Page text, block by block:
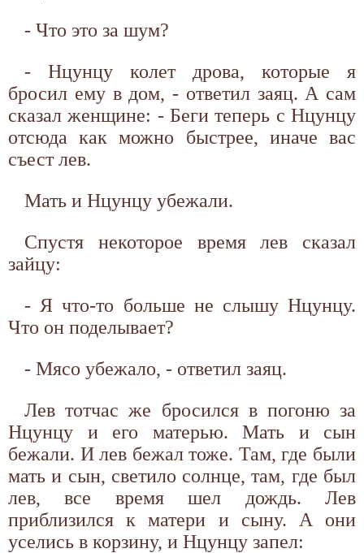
- Что это за шум?
- Нцунцу колет дрова, которые я
бросил ему в дом, - ответил заяц. А сам
сказал женщине: - Беги теперь с Нцунцу
отсюда как можно быстрее, иначе вас
съест лев.
Мать и Нцунцу убежали.
Спустя некоторое время лев сказал
зайцу:
- Я что-то больше не слышу Нцунцу.
Что он поделывает?
- Мясо убежало, - ответил заяц.
Лев тотчас же бросился в погоню за
Нцунцу и его матерью. Мать и сын
бежали. И лев бежал тоже. Там, где были
мать и сын, светило солнце, там, где был
лев, все время шел дождь. Лев
приблизился к матери и сыну. А они
уселись в корзину, и Нцунцу запел: